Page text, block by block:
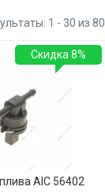
1 - 30 из 80
AIC 56402
Скидка 8%